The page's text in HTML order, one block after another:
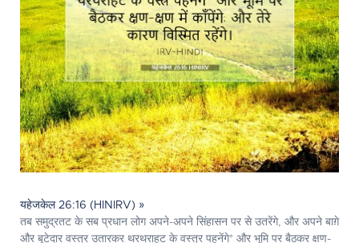
यहेजकेल 26:16 (HINIRV) »
तब समुद्रतट के सब प्रधान लोग अपने-अपने सिंहासन पर से उतरेंगे, और अपने बाग़े
और बूटेदार वस्त्र उतारकर थरथराहट के वस्त्र पहनेंगे* और भूमि पर बैठकर क्षण-